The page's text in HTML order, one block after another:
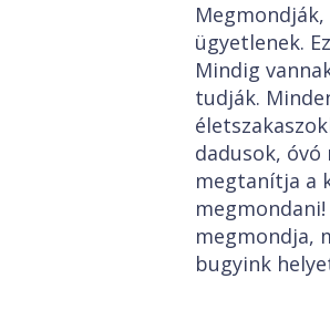
ügyetlenek.
Mindig
tudják.
dadusok,
megtanítja a
megmondja,
bugyink